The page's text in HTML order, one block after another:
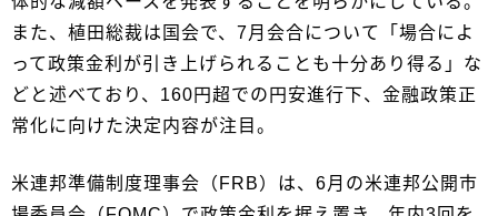
また、植田総裁は国会で、7月会合について「場合によ
って政策金利が引き上げられることも十分あり得る」な
どと述べており、160円超での円安進行下、金融政策正
常化に向けた決定内容が注目。
米連邦準備制度理事会（FRB）は、6月の米連邦公開市